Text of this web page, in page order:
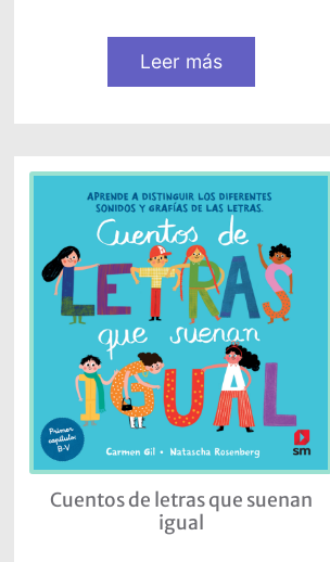
Leer más
Cuentos de letras que suenan
igual